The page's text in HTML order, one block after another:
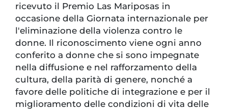
ricevuto il Premio Las Mariposas in
occasione della Giornata internazionale per
l'eliminazione della violenza contro le
donne. Il riconoscimento viene ogni anno
conferito a donne che si sono impegnate
nella diffusione e nel rafforzamento della
cultura, della parità di genere, nonché a
favore delle politiche di integrazione e per il
miglioramento delle condizioni di vita delle